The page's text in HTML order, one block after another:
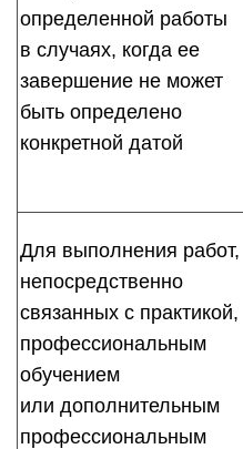
определенной работы
в случаях, когда ее
завершение не может
быть определено
конкретной датой
Для выполнения работ,
непосредственно
связанных с практикой,
профессиональным
обучением
или дополнительным
профессиональным